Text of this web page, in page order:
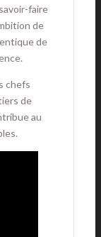
faire
de
de
chefs
de
au